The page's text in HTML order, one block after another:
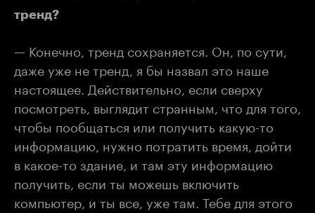
тренд?
— Конечно, тренд сохраняется. Он, по сути,
даже уже не тренд, я бы назвал это наше
настоящее. Действительно, если сверху
посмотреть, выглядит странным, что для того,
чтобы пообщаться или получить какую-то
информацию, нужно потратить время, дойти
в какое-то здание, и там эту информацию
получить, если ты можешь включить
компьютер, и ты все, уже там. Тебе для этого